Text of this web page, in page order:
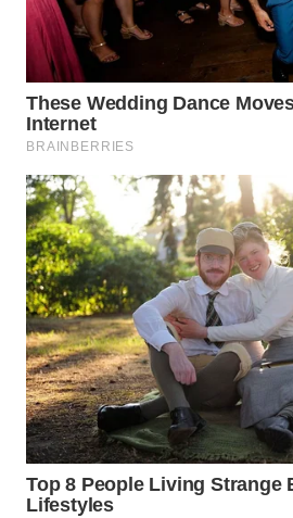
WN
BOROBUDUR
WN
MADURA
WN
SURABAYA
WN
NATUNA
WN
BINTAN
WN